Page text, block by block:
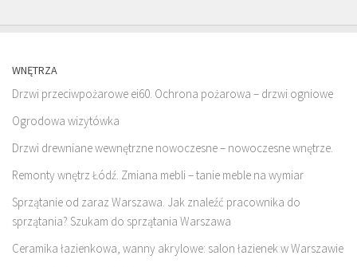
WNĘTRZA
Drzwi przeciwpożarowe ei60. Ochrona pożarowa – drzwi ogniowe
Ogrodowa wizytówka
Drzwi drewniane wewnętrzne nowoczesne – nowoczesne wnętrze.
Remonty wnętrz Łódź. Zmiana mebli – tanie meble na wymiar
Sprzątanie od zaraz Warszawa. Jak znaleźć pracownika do
sprzątania? Szukam do sprzątania Warszawa
Ceramika łazienkowa, wanny akrylowe: salon łazienek w Warszawie